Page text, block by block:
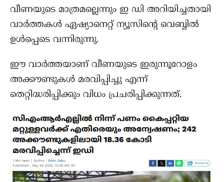
വീണയുടെ മാത്രമല്ലെന്നും ഇ ഡി അറിയിച്ചതായി
വാർത്തകൾ ഏഷ്യാനെറ്റ് ന്യൂസിൻ്റെ വെബ്ബിൽ
ഉൾപ്പെടെ വന്നിരുന്നു.
ഈ വാർത്തയാണ് വീണയുടെ ഇരുന്നൂറോളം
അക്കൗണ്ടുകൾ മരവിപ്പിച്ചു എന്ന്
തെറ്റിദ്ധരിപ്പിക്കും വിധം പ്രചരിപ്പിക്കുന്നത്.